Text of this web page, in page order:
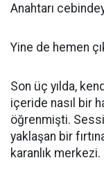
Anahtarı
Yine de hemen
Son üç yılda,
içeride nasıl bir
öğrenmişti.
yaklaşan bir
karanlık merkezi.